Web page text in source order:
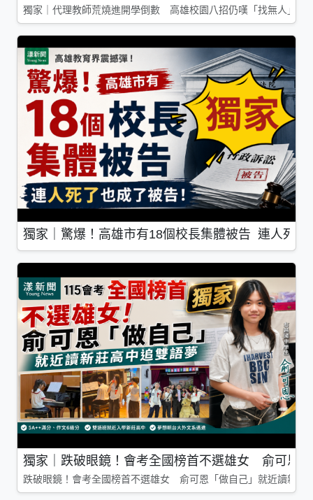
獨家｜代理教師荒燒進開學倒數 高雄校園八招仍嘆「找無人」
獨家｜驚爆！高雄市有18個校長集體被告 連人死了
獨家｜跌破眼鏡！會考全國榜首不選雄女 俞可恩
跌破眼鏡！會考全國榜首不選雄女 俞可恩「做自己」就近讀新莊